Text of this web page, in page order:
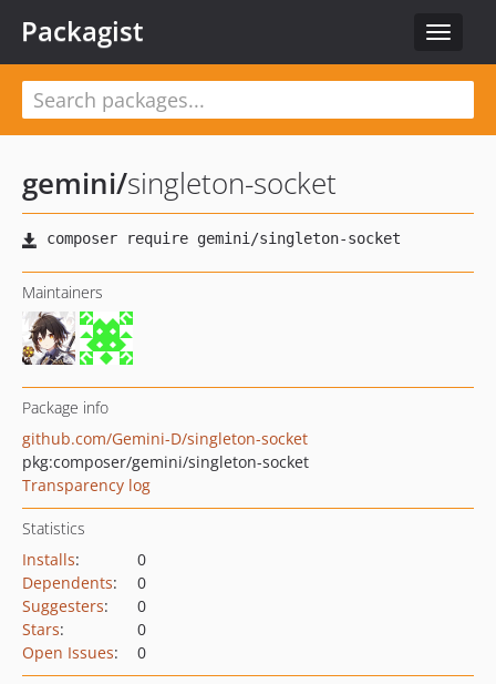
Toggle
Packagist
gemini/singleton-socket
Maintainers
Package info
github.com/Gemini-D/singleton-socket
pkg:composer/gemini/singleton-socket
Transparency log
Statistics
Installs:
0
Dependents:
0
Suggesters:
0
Stars:
0
Open Issues: 0